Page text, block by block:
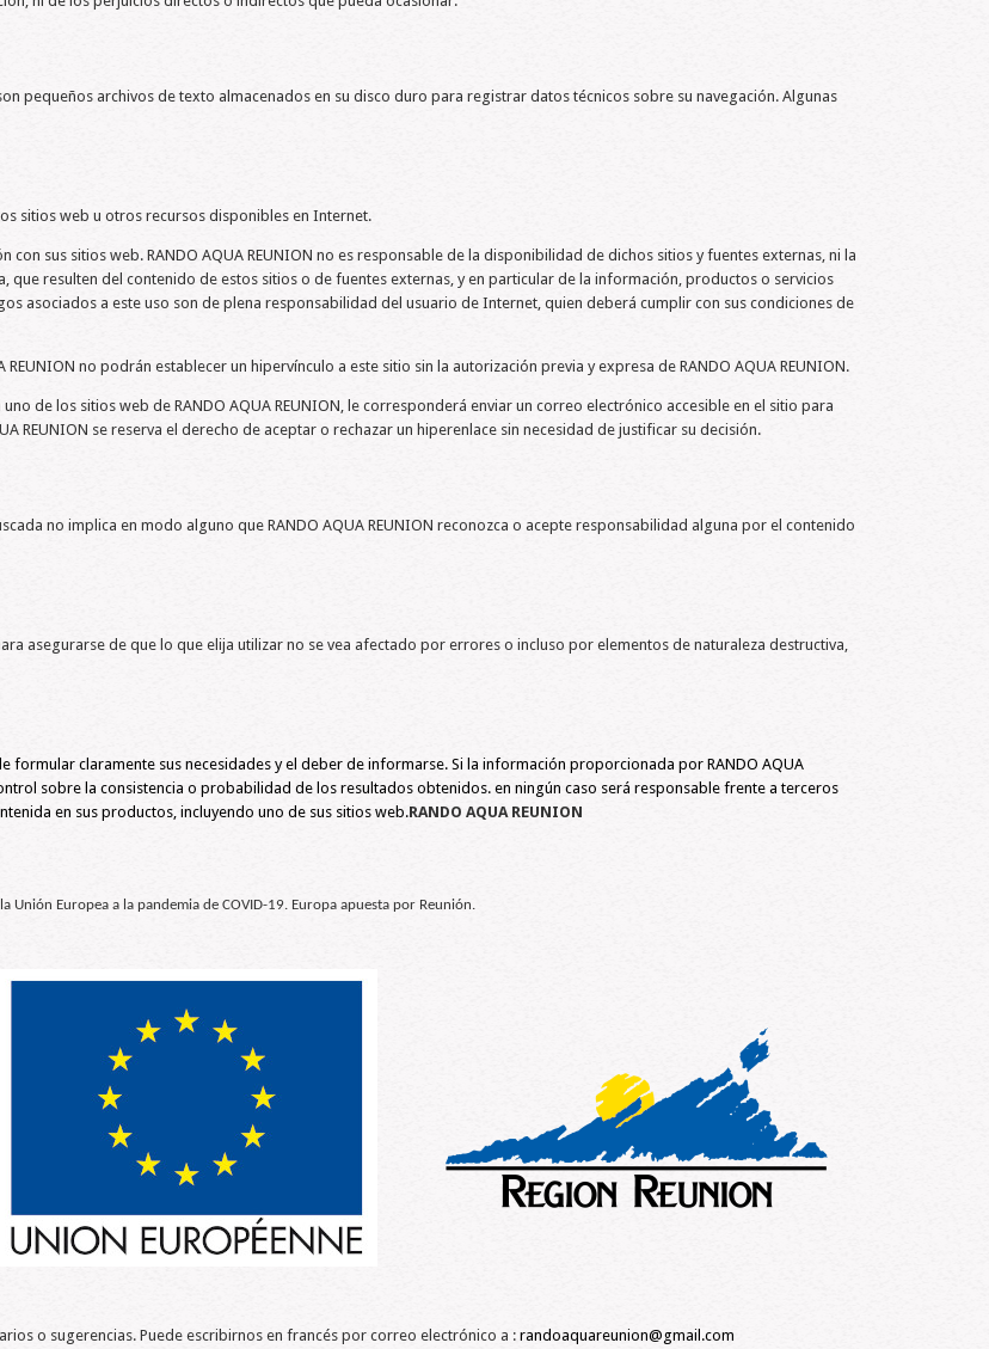
pequeños archivos de texto almacenados en su disco duro para registrar datos técnicos sobre su navegación. Algunas
sitios web u otros recursos disponibles en Internet.
con sus sitios web. RANDO AQUA REUNION no es responsable de la disponibilidad de dichos sitios y fuentes externas, ni la
que resulten del contenido de estos sitios o de fuentes externas, y en particular de la información, productos o servicios
asociados a este uso son de plena responsabilidad del usuario de Internet, quien deberá cumplir con sus condiciones de
no podrán establecer un hipervínculo a este sitio sin la autorización previa y expresa de RANDO AQUA REUNION.
de los sitios web de RANDO AQUA REUNION, le corresponderá enviar un correo electrónico accesible en el sitio para
REUNION se reserva el derecho de aceptar o rechazar un hiperenlace sin necesidad de justificar su decisión.
no implica en modo alguno que RANDO AQUA REUNION reconozca o acepte responsabilidad alguna por el contenido
asegurarse de que lo que elija utilizar no se vea afectado por errores o incluso por elementos de naturaleza destructiva,
formular claramente sus necesidades y el deber de informarse. Si la información proporcionada por RANDO AQUA
sobre la consistencia o probabilidad de los resultados obtenidos. en ningún caso será responsable frente a terceros
en sus productos, incluyendo uno de sus sitios web.RANDO AQUA REUNION
Europea a la pandemia de COVID-19. Europa apuesta por Reunión.
o sugerencias. Puede escribirnos en francés por correo electrónico a : randoaquareunion@gmail.com